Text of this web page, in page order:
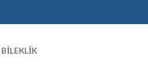
BILEKLIK